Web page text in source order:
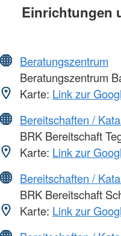
Einrichtungen
Beratungszentrum
Beratungszentrum
Karte: Link zur
Bereitschaften /
BRK Bereitschaft
Karte: Link zur
Bereitschaften /
BRK Bereitschaft
Karte: Link zur